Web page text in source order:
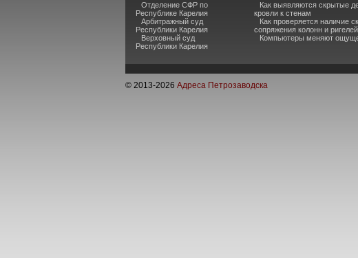
Отделение СФР по
Республике Карелия
Арбитражный суд
Республики Карелия
Верховный суд
Республики Карелия
Как выявляются скрытые
кровли к стенам
Как проверяется наличие
сопряжения колонн и ригелей
Компьютеры меняют
© 2013-2026 Адреса Петрозаводска